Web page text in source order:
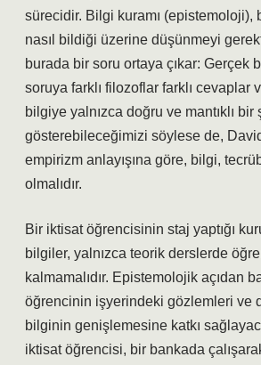
sürecidir. Bilgi kuramı (epistemoloji),
nasıl bildiği üzerine düşünmeyi
burada bir soru ortaya çıkar: Gerçek
soruya farklı filozoflar farklı cevaplar
bilgiye yalnızca doğru ve mantıklı
gösterebileceğimizi söylese de,
empirizm anlayışına göre, bilgi,
olmalıdır.
Bir iktisat öğrencisinin staj yaptığı
bilgiler, yalnızca teorik derslerde
kalmamalıdır. Epistemolojik açıdan
öğrencinin işyerindeki gözlemleri ve
bilginin genişlemesine katkı
iktisat öğrencisi, bir bankada